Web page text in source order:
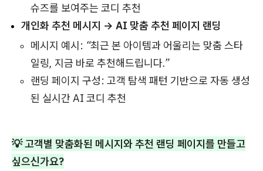
슈즈를 보여주는 코디 추천
개인화 추천 메시지 → AI 맞춤 추천 페이지 랜딩
메시지 예시: “최근 본 아이템과 어울리는 맞춤 스타
일링, 지금 바로 추천해드립니다.”
랜딩 페이지 구성: 고객 탐색 패턴 기반으로 자동 생성
된 실시간 AI 코디 추천
💡 고객별 맞춤화된 메시지와 추천 랜딩 페이지를 만들고
싶으신가요?